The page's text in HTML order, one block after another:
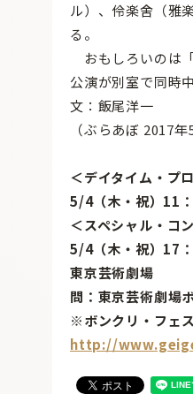
ル）、伶楽舍（雅
る。
おもしろいのは
公演が別室で同時
文：飯尾洋一
（ぶらあぼ 2017年
＜デイタイム・プ
5/4（木・祝）11
＜スペシャル・コ
5/4（木・祝）17
東京芸術劇場
問：東京芸術劇場
※ボンクリ・フェ
http://